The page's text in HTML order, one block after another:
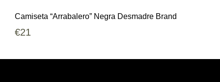
Camiseta “Arrabalero” Negra Desmadre Brand
€21